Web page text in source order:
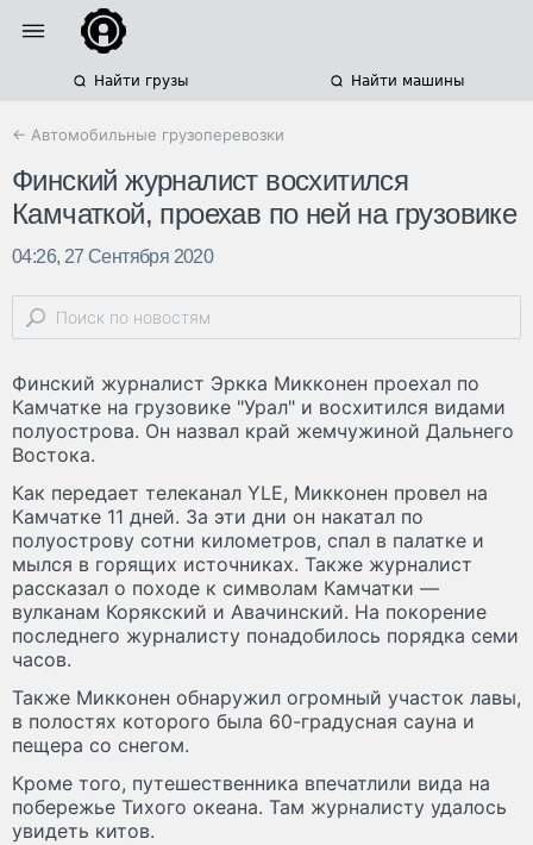
Найти грузы Найти машины
← Автомобильные грузоперевозки
Финский журналист восхитился
Камчаткой, проехав по ней на грузовике
04:26, 27 Сентября 2020
Финский журналист Эркка Микконен проехал по
Камчатке на грузовике "Урал" и восхитился видами
полуострова. Он назвал край жемчужиной Дальнего
Востока.
Как передает телеканал YLE, Микконен провел на
Камчатке 11 дней. За эти дни он накатал по
полуострову сотни километров, спал в палатке и
мылся в горящих источниках. Также журналист
рассказал о походе к символам Камчатки —
вулканам Корякский и Авачинский. На покорение
последнего журналисту понадобилось порядка семи
часов.
Также Микконен обнаружил огромный участок лавы,
в полостях которого была 60-градусная сауна и
пещера со снегом.
Кроме того, путешественника впечатлили вида на
побережье Тихого океана. Там журналисту удалось
увидеть китов.